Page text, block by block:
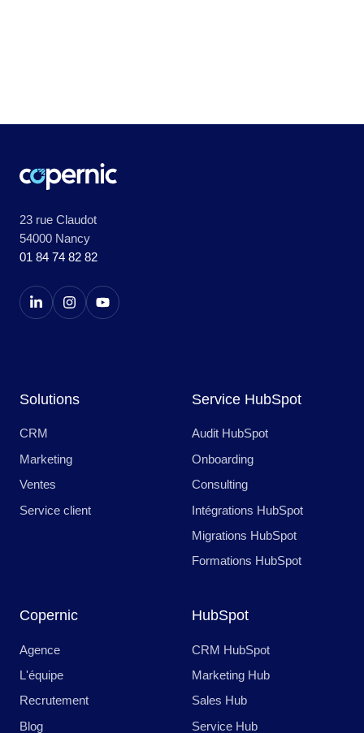
23 rue Claudot
54000 Nancy
01 84 74 82 82
Solutions
CRM
Marketing
Ventes
Service client
Service HubSpot
Audit HubSpot
Onboarding
Consulting
Intégrations HubSpot
Migrations HubSpot
Formations HubSpot
Copernic
Agence
L'équipe
Recrutement
Blog
HubSpot
CRM HubSpot
Marketing Hub
Sales Hub
Service Hub